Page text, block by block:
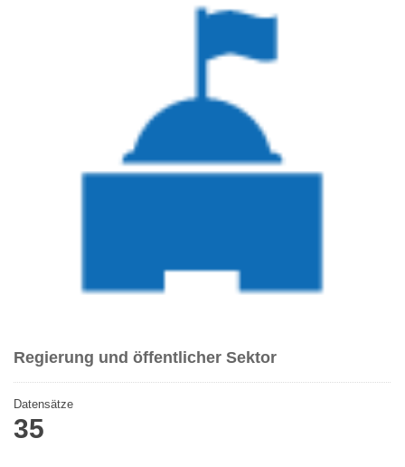
Regierung und öffentlicher Sektor
Datensätze
35